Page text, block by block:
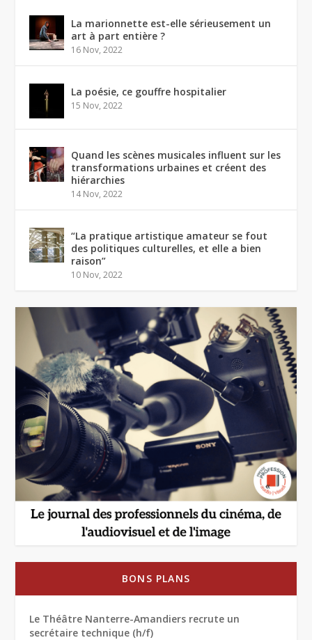
La marionnette est-elle sérieusement un
art à part entière ?
16 Nov, 2022
La poésie, ce gouffre hospitalier
15 Nov, 2022
Quand les scènes musicales influent sur les
transformations urbaines et créent des
hiérarchies
14 Nov, 2022
“La pratique artistique amateur se fout
des politiques culturelles, et elle a bien
raison”
10 Nov, 2022
BONS PLANS
Le Théâtre Nanterre-Amandiers recrute un
secrétaire technique (h/f)